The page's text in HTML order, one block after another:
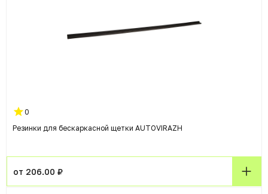
0
Резинки для бескаркасной щетки AUTOVIRAZH
от 206.00 ₽